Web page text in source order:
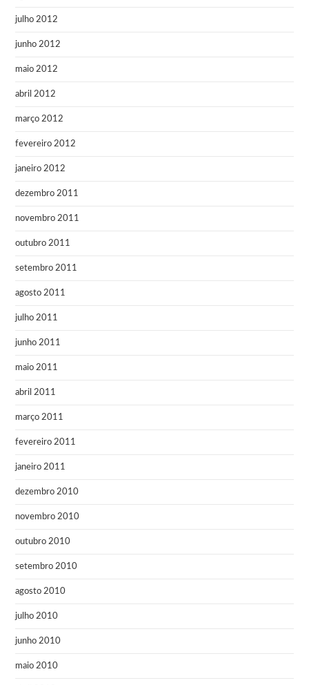
julho 2012
junho 2012
maio 2012
abril 2012
março 2012
fevereiro 2012
janeiro 2012
dezembro 2011
novembro 2011
outubro 2011
setembro 2011
agosto 2011
julho 2011
junho 2011
maio 2011
abril 2011
março 2011
fevereiro 2011
janeiro 2011
dezembro 2010
novembro 2010
outubro 2010
setembro 2010
agosto 2010
julho 2010
junho 2010
maio 2010